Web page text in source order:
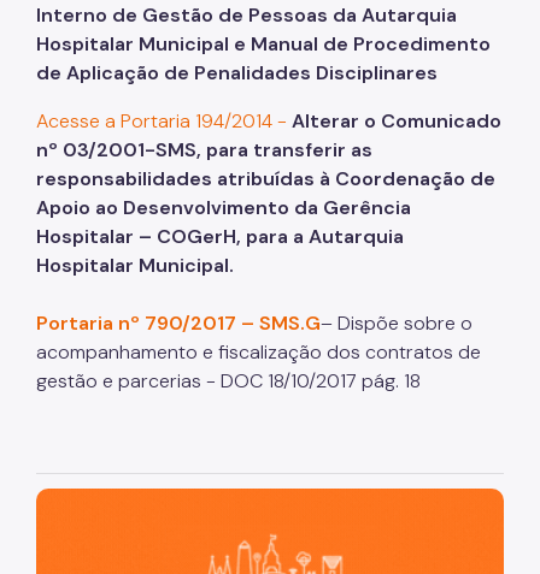
Interno de Gestão de Pessoas da Autarquia
Hospitalar Municipal e Manual de Procedimento
de Aplicação de Penalidades Disciplinares
Acesse a Portaria 194/2014 - Alterar o Comunicado
nº 03/2001-SMS, para transferir as
responsabilidades atribuídas à Coordenação de
Apoio ao Desenvolvimento da Gerência
Hospitalar – COGerH, para a Autarquia
Hospitalar Municipal.
Portaria nº 790/2017 – SMS.G– Dispõe sobre o
acompanhamento e fiscalização dos contratos de
gestão e parcerias - DOC 18/10/2017 pág. 18
São Paulo, cidade inteligente, resiliente e sustentável